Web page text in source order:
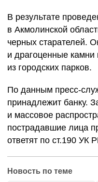
В результате
в Акмолинской
черных старателей.
и драгоценные камни
из городских парков.
По данным пресс-
принадлежит банку.
и массовое
пострадавшие лица
ответят по ст.190 УК
Новость по теме